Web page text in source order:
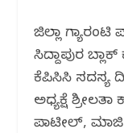
ಜಿಲ್ಲಾ ಗ್ಯಾರಂಟಿ
ಸಿದ್ದಾಪುರ
ಕೆಪಿಸಿಸಿ ಸದಸ್ಯ
ಅಧ್ಯಕ್ಷೆ
ಪಾಟೀಲ್,